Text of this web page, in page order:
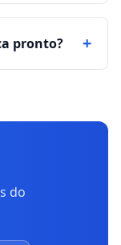
pronto? +
do